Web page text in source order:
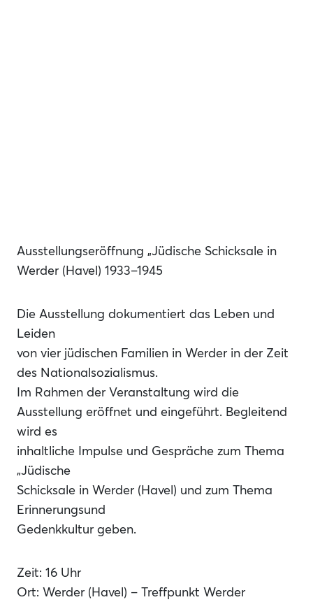
Ausstellungseröffnung „Jüdische Schicksale in
Werder (Havel) 1933–1945
Die Ausstellung dokumentiert das Leben und
Leiden
von vier jüdischen Familien in Werder in der Zeit
des Nationalsozialismus.
Im Rahmen der Veranstaltung wird die
Ausstellung eröffnet und eingeführt. Begleitend
wird es
inhaltliche Impulse und Gespräche zum Thema
„Jüdische
Schicksale in Werder (Havel) und zum Thema
Erinnerungsund
Gedenkkultur geben.
Zeit: 16 Uhr
Ort: Werder (Havel) – Treffpunkt Werder